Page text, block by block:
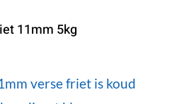
11mm 5kg
verse friet is koud